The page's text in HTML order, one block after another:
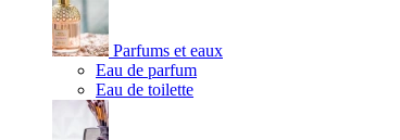
Parfums et eaux
Eau de parfum
Eau de toilette